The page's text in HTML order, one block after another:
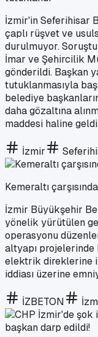
İzmir'in Seferihisar
çaplı rüşvet ve
durulmuyor.
İmar ve Şehircilik
gönderildi. Başkan
tutuklanmasıyla
belediye
daha gözaltına
maddesi haline
İzmir
Kemeraltı
İzmir Büyükşehir
yönelik yürütülen
operasyonu
altyapı
elektrik direklerine
iddiası üzerine
İZBETON